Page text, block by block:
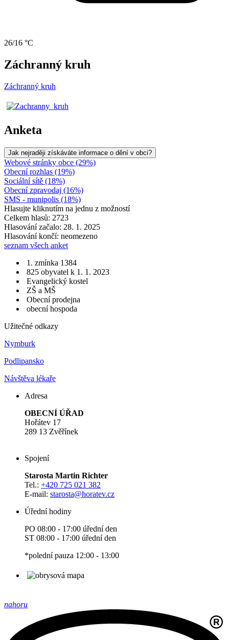
26/16 °C
Záchranný kruh
Záchranný kruh
Anketa
Jak nejraději získáváte informace o dění v obci?
Webové stránky obce (29%)
Obecní rozhlas (19%)
Sociální sítě (18%)
Obecní zpravodaj (16%)
SMS - munipolis (18%)
Hlasujte kliknutím na jednu z možností
Celkem hlasů: 2723
Hlasování začalo: 28. 1. 2025
Hlasování končí: neomezeno
seznam všech anket
1. zmínka 1384
825 obyvatel k 1. 1. 2023
Evangelický kostel
ZŠ a MŠ
Obecní prodejna
obecní hospoda
Užitečné odkazy
Nymburk
Podlipansko
Návštěva lékaře
Adresa
OBECNÍ ÚŘAD
Hořátev 17
289 13 Zvěřínek
Spojení
Starosta Martin Richter
Tel.: +420 725 021 382
E-mail: starosta@horatev.cz
Úřední hodiny
PO 08:00 - 17:00 úřední den
ST 08:00 - 17:00 úřední den
*polední pauza 12:00 - 13:00
nahoru